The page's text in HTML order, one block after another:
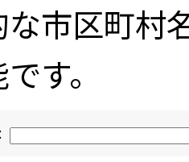
な市区町村
す。